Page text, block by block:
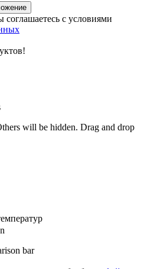
с условиями
will be hidden. Drag and drop
bar